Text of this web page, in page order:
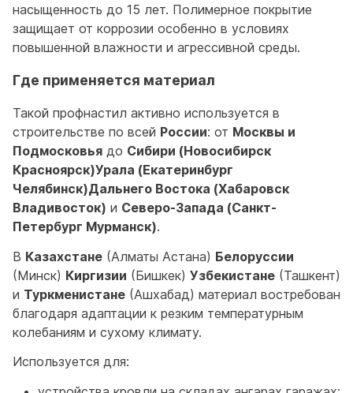
насыщенность до 15 лет. Полимерное покрытие
защищает от коррозии особенно в условиях
повышенной влажности и агрессивной среды.
Где применяется материал
Такой профнастил активно используется в
строительстве по всей России: от Москвы и
Подмосковья до Сибири (Новосибирск
Красноярск)Урала (Екатеринбург
Челябинск)Дальнего Востока (Хабаровск
Владивосток) и Северо-Запада (Санкт-
Петербург Мурманск).
В Казахстане (Алматы Астана) Белоруссии
(Минск) Киргизии (Бишкек) Узбекистане (Ташкент)
и Туркменистане (Ашхабад) материал востребован
благодаря адаптации к резким температурным
колебаниям и сухому климату.
Используется для: